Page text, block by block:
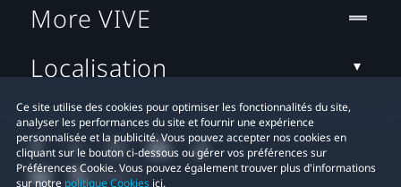
Ce site utilise des cookies pour optimiser les fonctionnalités du site,
analyser les performances du site et fournir une expérience
personnalisée et la publicité. Vous pouvez accepter nos cookies en
cliquant sur le bouton ci-dessous ou gérer vos préférences sur
Préférences Cookie. Vous pouvez également trouver plus d'informations
sur notre politique Cookies ici.
More VIVE
Localisation